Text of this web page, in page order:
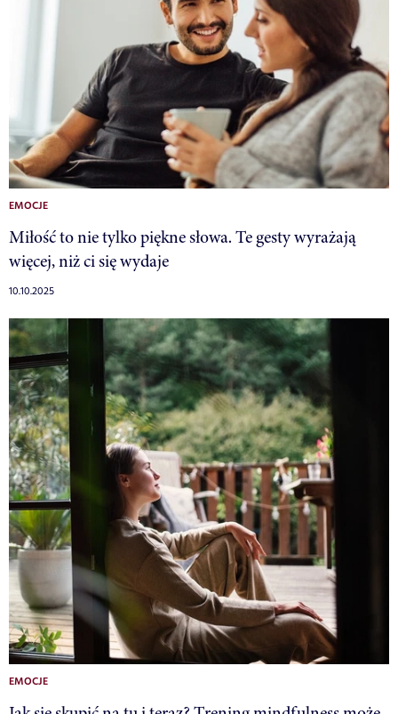
EMOCJE
Miłość to nie tylko piękne słowa. Te gesty wyrażają
więcej, niż ci się wydaje
10.10.2025
EMOCJE